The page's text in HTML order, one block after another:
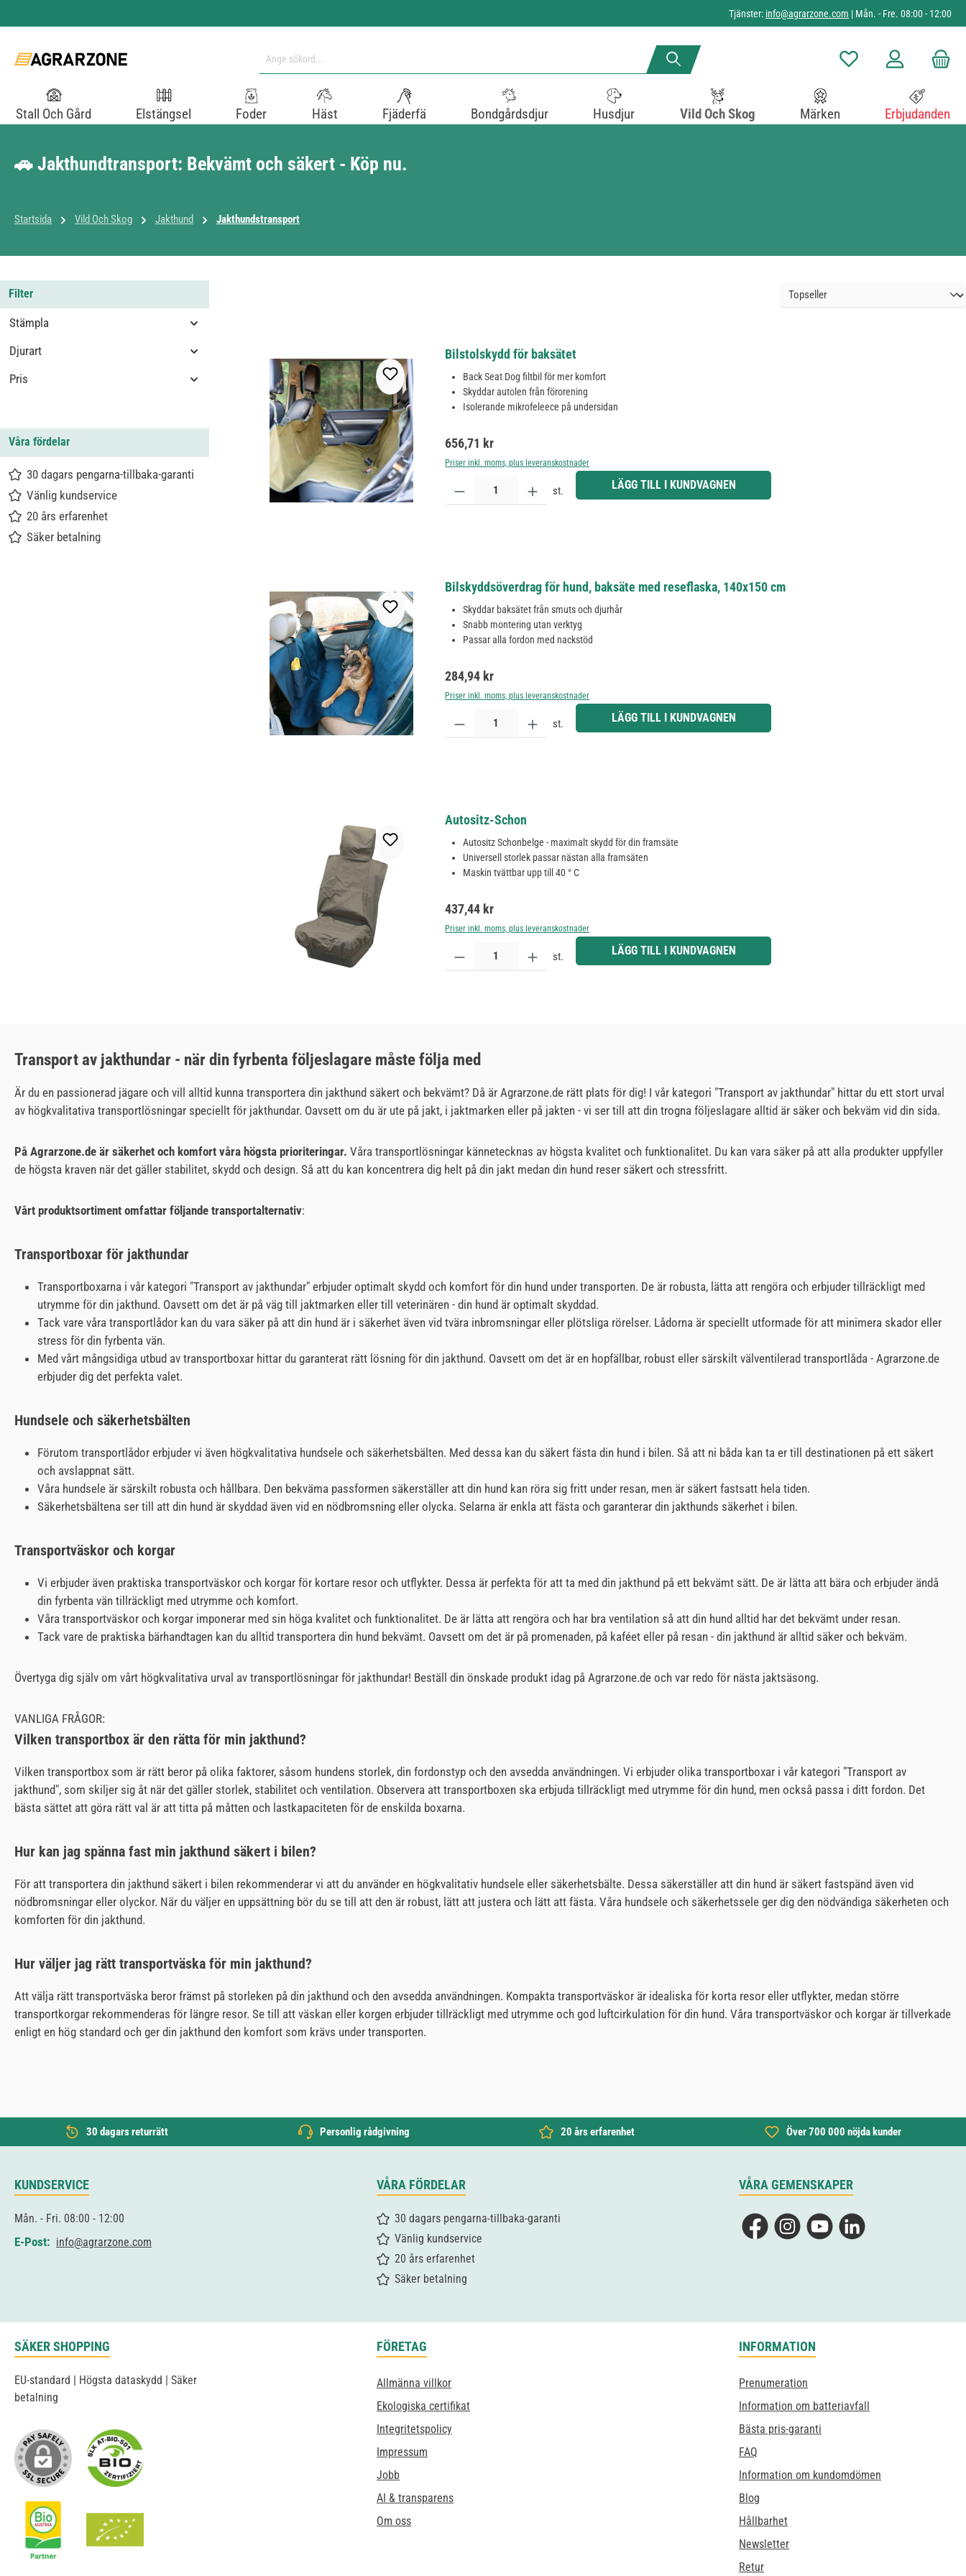
Tjänster: info@agrarzone.com | Mån. - Fre. 08:00 - 12:00
Du har 0 objekt i
Stall Och Gård Elstängsel Foder Häst Fjäderfä Bondgårdsdjur Husdjur Vild Och Skog Märken Erbjudanden
🚗 Jakthundtransport: Bekvämt och säkert - Köp nu.
Startsida Vild Och Skog Jakthund Jakthundstransport
Filter
Stämpla
Djurart
Pris
Våra fördelar
30 dagars pengarna-tillbaka-garanti
Vänlig kundservice
20 års erfarenhet
Säker betalning
Bilstolskydd för baksätet
Back Seat Dog filtbil för mer komfort
Skyddar autolen från förorening
Isolerande mikrofeleece på undersidan
Ordinarie pris:
656,71 kr
Priser inkl. moms, plus leveranskostnader
Produktkvantitet: Ange önskat belopp eller använd knapparna för att öka eller minska kvantiteten.
st. LÄGG TILL I KUNDVAGNEN
Bilskyddsöverdrag för hund, baksäte med reseflaska, 140x150 cm
Skyddar baksätet från smuts och djurhår
Snabb montering utan verktyg
Passar alla fordon med nackstöd
Ordinarie pris:
284,94 kr
Priser inkl. moms, plus leveranskostnader
Produktkvantitet: Ange önskat belopp eller använd knapparna för att öka eller minska kvantiteten.
st. LÄGG TILL I KUNDVAGNEN
Autositz-Schon
Autositz Schonbelge - maximalt skydd för din framsäte
Universell storlek passar nästan alla framsäten
Maskin tvättbar upp till 40 ° C
Ordinarie pris:
437,44 kr
Priser inkl. moms, plus leveranskostnader
Produktkvantitet: Ange önskat belopp eller använd knapparna för att öka eller minska kvantiteten.
st. LÄGG TILL I KUNDVAGNEN
Transport av jakthundar - när din fyrbenta följeslagare måste följa med
Är du en passionerad jägare och vill alltid kunna transportera din jakthund säkert och bekvämt? Då är Agrarzone.de rätt plats för dig! I vår kategori "Transport av jakthundar" hittar du ett stort urval
av högkvalitativa transportlösningar speciellt för jakthundar. Oavsett om du är ute på jakt, i jaktmarken eller på jakten - vi ser till att din trogna följeslagare alltid är säker och bekväm vid din sida.
På Agrarzone.de är säkerhet och komfort våra högsta prioriteringar. Våra transportlösningar kännetecknas av högsta kvalitet och funktionalitet. Du kan vara säker på att alla produkter uppfyller
de högsta kraven när det gäller stabilitet, skydd och design. Så att du kan koncentrera dig helt på din jakt medan din hund reser säkert och stressfritt.
Vårt produktsortiment omfattar följande transportalternativ:
Transportboxar för jakthundar
Transportboxarna i vår kategori "Transport av jakthundar" erbjuder optimalt skydd och komfort för din hund under transporten. De är robusta, lätta att rengöra och erbjuder tillräckligt med
utrymme för din jakthund. Oavsett om det är på väg till jaktmarken eller till veterinären - din hund är optimalt skyddad.
Tack vare våra transportlådor kan du vara säker på att din hund är i säkerhet även vid tvära inbromsningar eller plötsliga rörelser. Lådorna är speciellt utformade för att minimera skador eller
stress för din fyrbenta vän.
Med vårt mångsidiga utbud av transportboxar hittar du garanterat rätt lösning för din jakthund. Oavsett om det är en hopfällbar, robust eller särskilt välventilerad transportlåda - Agrarzone.de
erbjuder dig det perfekta valet.
Hundsele och säkerhetsbälten
Förutom transportlådor erbjuder vi även högkvalitativa hundsele och säkerhetsbälten. Med dessa kan du säkert fästa din hund i bilen. Så att ni båda kan ta er till destinationen på ett säkert
och avslappnat sätt.
Våra hundsele är särskilt robusta och hållbara. Den bekväma passformen säkerställer att din hund kan röra sig fritt under resan, men är säkert fastsatt hela tiden.
Säkerhetsbältena ser till att din hund är skyddad även vid en nödbromsning eller olycka. Selarna är enkla att fästa och garanterar din jakthunds säkerhet i bilen.
Transportväskor och korgar
Vi erbjuder även praktiska transportväskor och korgar för kortare resor och utflykter. Dessa är perfekta för att ta med din jakthund på ett bekvämt sätt. De är lätta att bära och erbjuder ändå
din fyrbenta vän tillräckligt med utrymme och komfort.
Våra transportväskor och korgar imponerar med sin höga kvalitet och funktionalitet. De är lätta att rengöra och har bra ventilation så att din hund alltid har det bekvämt under resan.
Tack vare de praktiska bärhandtagen kan du alltid transportera din hund bekvämt. Oavsett om det är på promenaden, på kaféet eller på resan - din jakthund är alltid säker och bekväm.
Övertyga dig själv om vårt högkvalitativa urval av transportlösningar för jakthundar! Beställ din önskade produkt idag på Agrarzone.de och var redo för nästa jaktsäsong.
VANLIGA FRÅGOR:
Vilken transportbox är den rätta för min jakthund?
Vilken transportbox som är rätt beror på olika faktorer, såsom hundens storlek, din fordonstyp och den avsedda användningen. Vi erbjuder olika transportboxar i vår kategori "Transport av
jakthund", som skiljer sig åt när det gäller storlek, stabilitet och ventilation. Observera att transportboxen ska erbjuda tillräckligt med utrymme för din hund, men också passa i ditt fordon. Det
bästa sättet att göra rätt val är att titta på måtten och lastkapaciteten för de enskilda boxarna.
Hur kan jag spänna fast min jakthund säkert i bilen?
För att transportera din jakthund säkert i bilen rekommenderar vi att du använder en högkvalitativ hundsele eller säkerhetsbälte. Dessa säkerställer att din hund är säkert fastspänd även vid
nödbromsningar eller olyckor. När du väljer en uppsättning bör du se till att den är robust, lätt att justera och lätt att fästa. Våra hundsele och säkerhetssele ger dig den nödvändiga säkerheten och
komforten för din jakthund.
Hur väljer jag rätt transportväska för min jakthund?
Att välja rätt transportväska beror främst på storleken på din jakthund och den avsedda användningen. Kompakta transportväskor är idealiska för korta resor eller utflykter, medan större
transportkorgar rekommenderas för längre resor. Se till att väskan eller korgen erbjuder tillräckligt med utrymme och god luftcirkulation för din hund. Våra transportväskor och korgar är tillverkade
enligt en hög standard och ger din jakthund den komfort som krävs under transporten.
30 dagars returrätt Personlig rådgivning 20 års erfarenhet Över 700 000 nöjda kunder
KUNDSERVICE
Mån. - Fri. 08:00 - 12:00
E-Post: info@agrarzone.com
VÅRA FÖRDELAR
30 dagars pengarna-tillbaka-garanti
Vänlig kundservice
20 års erfarenhet
Säker betalning
VÅRA GEMENSKAPER
FacebookInstagramYouTubeLinkedIn
SÄKER SHOPPING
EU-standard | Högsta dataskydd | Säker
betalning
FÖRETAG
Allmänna villkor
Ekologiska certifikat
Integritetspolicy
Impressum
Jobb
AI & transparens
Om oss
INFORMATION
Prenumeration
Information om batteriavfall
Bästa pris-garanti
FAQ
Information om kundomdömen
Blog
Hållbarhet
Newsletter
Retur